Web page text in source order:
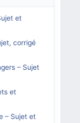
et
corrigé
– Sujet
et
– Sujet et